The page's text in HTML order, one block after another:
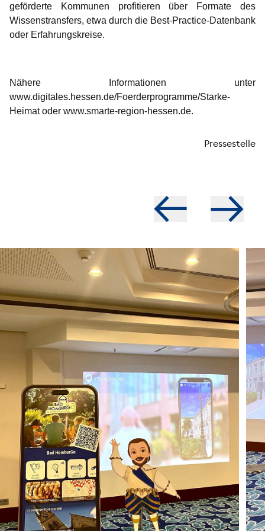
geförderte Kommunen profitieren über Formate des
Wissenstransfers, etwa durch die Best-Practice-Datenbank
oder Erfahrungskreise.
Nähere Informationen unter
www.digitales.hessen.de/Foerderprogramme/Starke-
Heimatoder www.smarte-region-hessen.de.
Pressestelle